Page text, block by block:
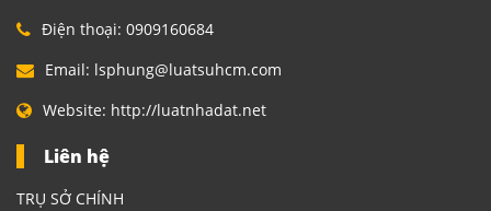
Điện thoại: 0909160684
Email: lsphung@luatsuhcm.com
Website: http://luatnhadat.net
Liên hệ
TRỤ SỞ CHÍNH